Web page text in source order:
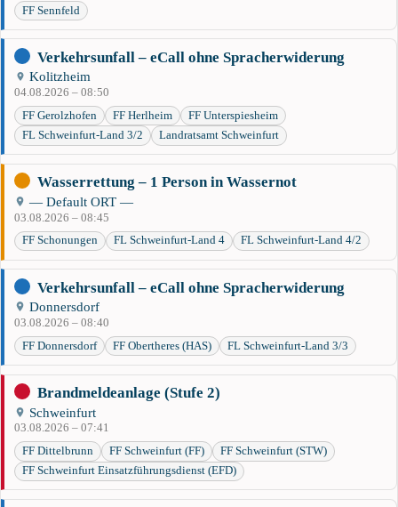
FF Sennfeld
04.08.2026 – 08:50
Kolitzheim
Verkehrsunfall – eCall ohne Spracherwiderung
FF Gerolzhofen FF Herlheim
FF Unterspiesheim
FL Schweinfurt-Land 3/2
Landratsamt Schweinfurt
03.08.2026 – 08:45
— Default ORT —
Wasserrettung – 1 Person in Wassernot
FF Schonungen FL Schweinfurt-Land 4 FL Schweinfurt-Land 4/2
03.08.2026 – 08:40
Donnersdorf
Verkehrsunfall – eCall ohne Spracherwiderung
FF Donnersdorf FF Obertheres (HAS) FL Schweinfurt-Land 3/3
03.08.2026 – 07:41
Schweinfurt
Brandmeldeanlage (Stufe 2)
FF Dittelbrunn FF Schweinfurt (FF)
FF Schweinfurt (STW)
FF Schweinfurt Einsatzführungsdienst (EFD)